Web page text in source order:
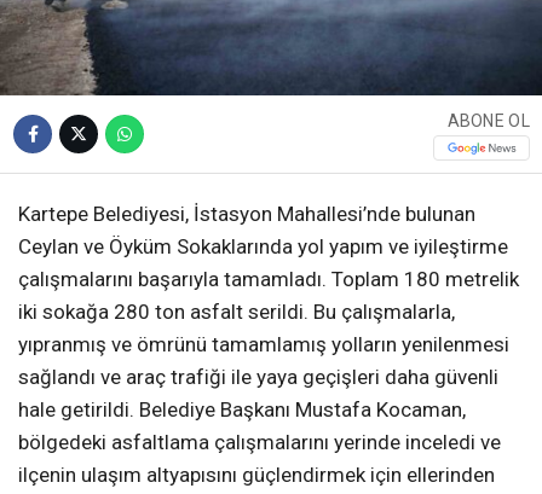
ABONE OL
Kartepe Belediyesi, İstasyon Mahallesi’nde bulunan
Ceylan ve Öyküm Sokaklarında yol yapım ve iyileştirme
çalışmalarını başarıyla tamamladı. Toplam 180 metrelik
iki sokağa 280 ton asfalt serildi. Bu çalışmalarla,
yıpranmış ve ömrünü tamamlamış yolların yenilenmesi
sağlandı ve araç trafiği ile yaya geçişleri daha güvenli
hale getirildi. Belediye Başkanı Mustafa Kocaman,
bölgedeki asfaltlama çalışmalarını yerinde inceledi ve
ilçenin ulaşım altyapısını güçlendirmek için ellerinden